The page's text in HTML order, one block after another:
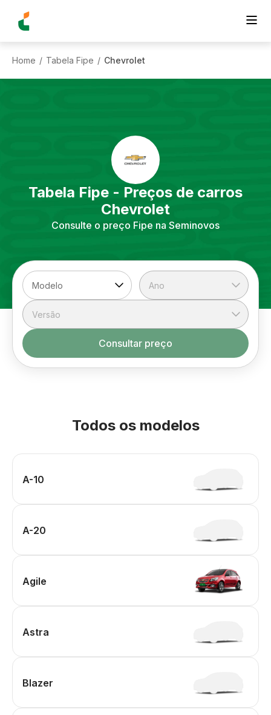
Home / Tabela Fipe / Chevrolet
Tabela Fipe - Preços de carros
Chevrolet
Consulte o preço Fipe na Seminovos
Consultar preço
Todos os modelos
A-10
A-20
Agile
Astra
Blazer